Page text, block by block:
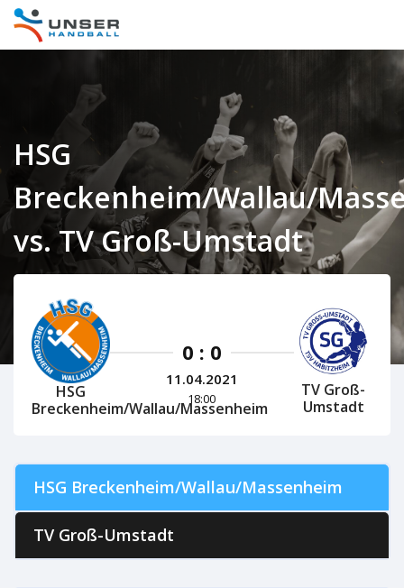
HSG
Breckenheim/Wallau/
vs. TV Groß-Umstadt
HSG
Breckenheim/Wallau/Massenheim
0 : 0
11.04.2021
18:00
TV Groß-
Umstadt
HSG Breckenheim/Wallau/Massenheim
TV Groß-Umstadt